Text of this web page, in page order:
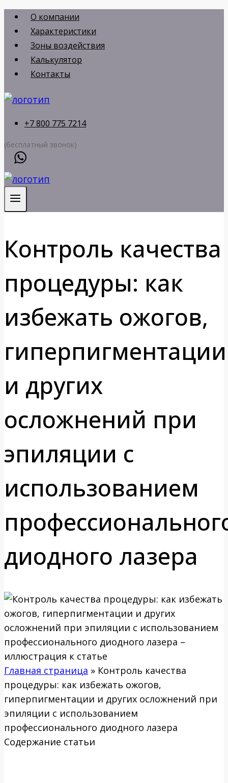
Перейти
содержимому
О компании
Характеристики
Зоны воздействия
Калькулятор
Контакты
+7 800 775 7214
(бесплатный звонок)
Контроль качества
процедуры: как
избежать ожогов,
гиперпигментации
и других
осложнений при
эпиляции с
использованием
диодного лазера
Главная страница » Контроль качества
процедуры: как избежать ожогов,
гиперпигментации и других осложнений при
эпиляции с использованием
профессионального диодного лазера
Содержание статьи